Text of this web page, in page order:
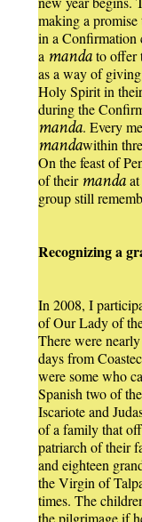
making a
in a Confirmation
a mandato offer
as a way of
Holy Spirit in
during the
manda. Every
mandawithin
On the feast of
of their manda
group still
Recognizing a
In 2008, I
of Our Lady of
There were
days from
were some who
Spanish two of
Iscariote and
of a family that
patriarch of their
and eighteen
the Virgin of
times. The